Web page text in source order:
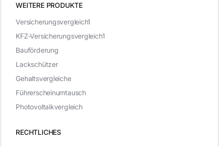
WEITERE PRODUKTE
RECHTLICHES
Versicherungsvergleich1
KFZ-Versicherungsvergleich1
Bauförderung
Lackschützer
Gehaltsvergleiche
Führerscheinumtausch
Photovoltaikvergleich